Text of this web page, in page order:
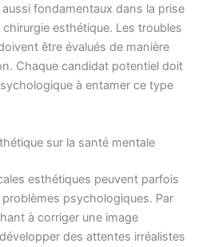
fondamentaux dans la prise
esthétique. Les troubles
être évalués de manière
Chaque candidat potentiel doit
à entamer ce type
sur la santé mentale
esthétiques peuvent parfois
psychologiques. Par
à corriger une image
des attentes irréalistes